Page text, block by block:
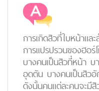
การเกิดสิวที่ใบหน้าแล
การแปรปรวนของฮอร์
บางคนเป็นสิวที่หน้า
อุดตัน บางคนเป็นสิว
ดังนั้นคนแต่ละคนจะมี